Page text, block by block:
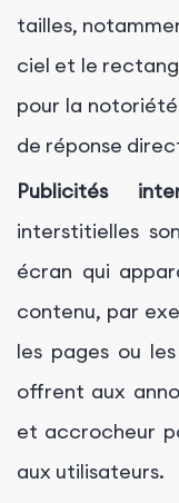
tailles,
ciel et le
pour la
de réponse
Publicités
interstitielles
écran qui
contenu, par
les pages ou
offrent aux
et accrocheur
aux utilisateurs.